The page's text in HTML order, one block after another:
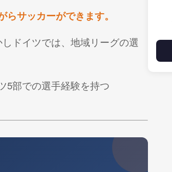
サッカーができます。
ドイツでは、地域リーグの選
5部での選手経験を持つ